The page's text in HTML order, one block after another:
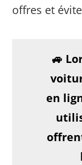
offres et
🚙
en